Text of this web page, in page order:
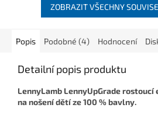
ZOBRAZIT VŠECHNY
Popis Podobné (4) Hodnocení
Detailní popis produktu
LennyLamb LennyUpGrade
na nošení dětí ze 100 % bavlny.